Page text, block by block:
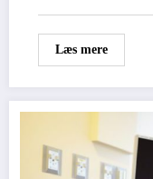
Læs mere